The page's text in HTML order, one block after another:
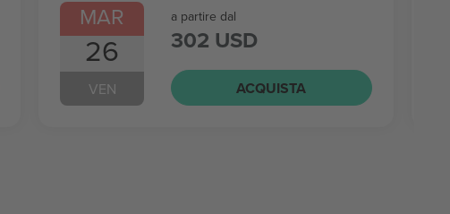
MAR
26
VEN
a partire dal
302 USD
ACQUISTA